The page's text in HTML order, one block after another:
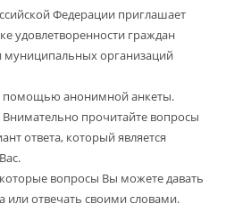
Федерации приглашает
удовлетворенности граждан
муниципальных организаций
помощью анонимной анкеты.
Внимательно прочитайте вопросы
ответа, который является
вопросы Вы можете давать
или отвечать своими словами.